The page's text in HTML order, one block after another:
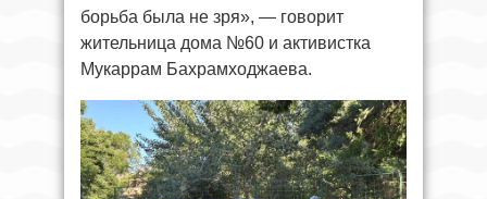
борьба была не зря», — говорит
жительница дома №60 и активистка
Мукаррам Бахрамходжаева.